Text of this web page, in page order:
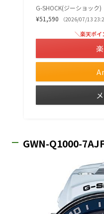
G-SHOCK(ジーショック)
¥51,590
（2026/07/13
＼楽天ポイ
GWN-Q1000-